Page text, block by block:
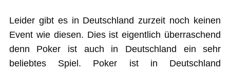
Leider gibt es in Deutschland zurzeit noch keinen
Event wie diesen. Dies ist eigentlich überraschend
denn Poker ist auch in Deutschland ein sehr
beliebtes Spiel. Poker ist in Deutschland